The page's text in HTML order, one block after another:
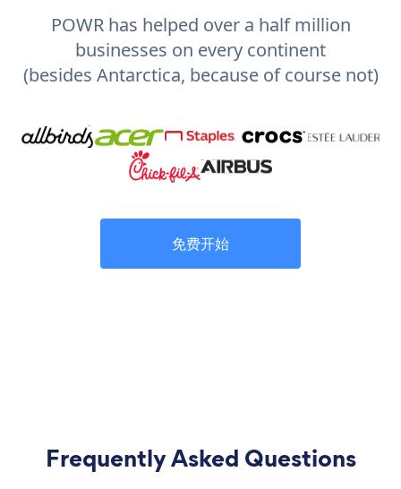
POWR has helped over a half million
businesses on every continent
(besides Antarctica, because of course not)
免费开始
Frequently Asked Questions